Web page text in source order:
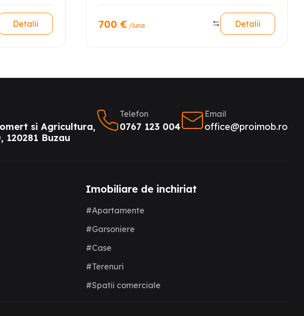
Detalii 700 € /luna Detalii
si Agricultura,
120281 Buzau
Telefon
0767 123 004
Email
office@proimob.ro
Imobiliare de inchiriat
#Apartamente
#Garsoniere
#Case
#Terenuri
#Spatii comerciale